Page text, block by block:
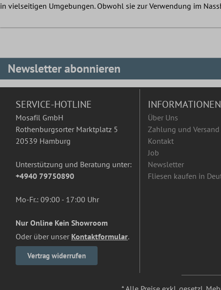
in vielseitigen Umgebungen. Obwohl sie zur Verwendung im
Newsletter abonnieren
SERVICE-HOTLINE
Mosafil GmbH
Rothenburgsorter Marktplatz 5
20539 Hamburg
Unterstützung und Beratung unter:
+4940 79750890
Mo-Fr.: 09:00 - 17:00 Uhr
Nur Online Kein Showroom
Oder über unser Kontaktformular.
Vertrag widerrufen
INFORMATIONEN
Über Uns
Zahlung und Versand
Kontakt
Job
Newsletter
Fliesen kaufen in